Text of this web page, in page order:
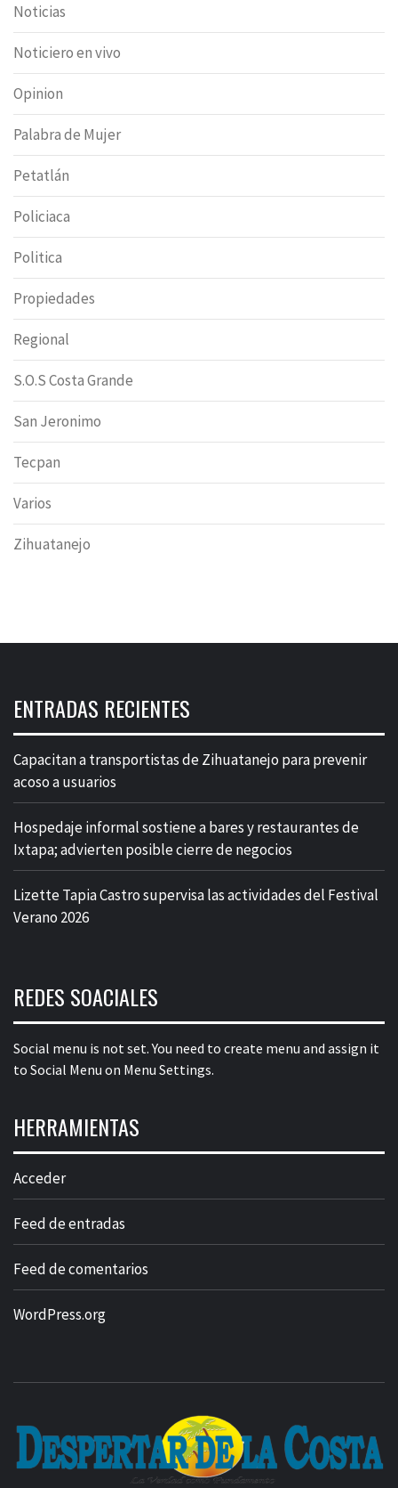
Noticias
Noticiero en vivo
Opinion
Palabra de Mujer
Petatlán
Policiaca
Politica
Propiedades
Regional
S.O.S Costa Grande
San Jeronimo
Tecpan
Varios
Zihuatanejo
ENTRADAS RECIENTES
Capacitan a transportistas de Zihuatanejo para prevenir
acoso a usuarios
Hospedaje informal sostiene a bares y restaurantes de
Ixtapa; advierten posible cierre de negocios
Lizette Tapia Castro supervisa las actividades del Festival
Verano 2026
REDES SOACIALES
Social menu is not set. You need to create menu and assign it
to Social Menu on Menu Settings.
HERRAMIENTAS
Acceder
Feed de entradas
Feed de comentarios
WordPress.org